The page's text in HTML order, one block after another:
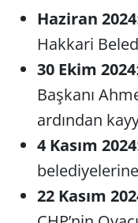
Haziran 2024
Hakkari
30 Ekim 2024
Başkanı
ardından
4 Kasım 2024
22 Kasım